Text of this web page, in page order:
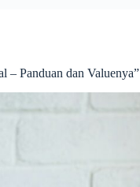
– Panduan dan Valuenya”